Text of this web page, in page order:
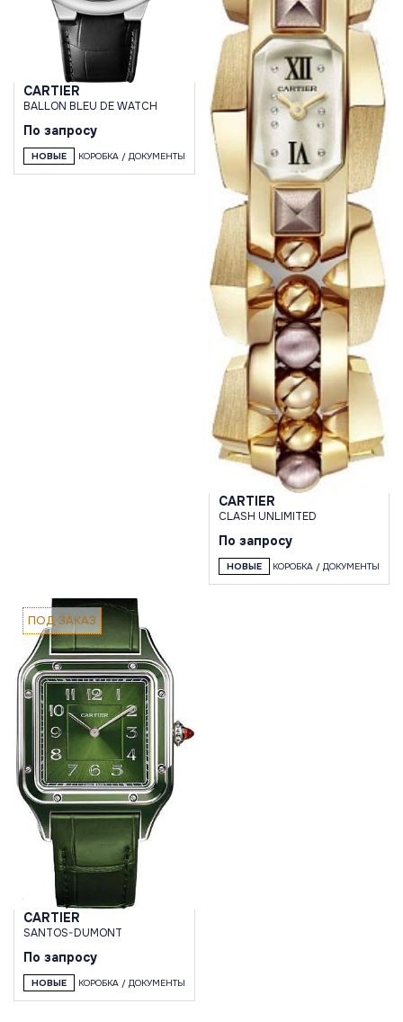
CARTIER
BALLON BLEU DE WATCH
По запросу
НОВЫЕ КОРОБКА / ДОКУМЕНТЫ
CARTIER
CLASH UNLIMITED
По запросу
НОВЫЕ КОРОБКА / ДОКУМЕНТЫ
ПОД ЗАКАЗ
CARTIER
SANTOS-DUMONT
По запросу
НОВЫЕ КОРОБКА / ДОКУМЕНТЫ